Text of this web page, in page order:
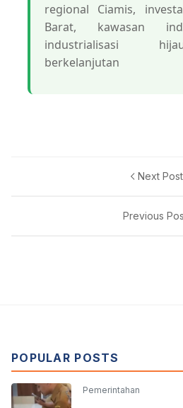
regional Ciamis,
Barat, kawasan
industrialisasi
berkelanjutan
Next Post
Previous
POPULAR POSTS
Pemerintahan